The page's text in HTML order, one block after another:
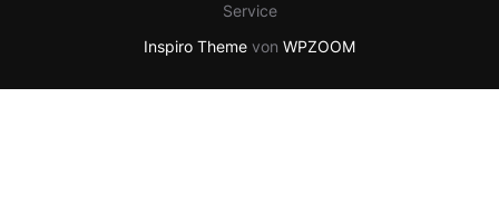
Service
Inspiro Theme von WPZOOM